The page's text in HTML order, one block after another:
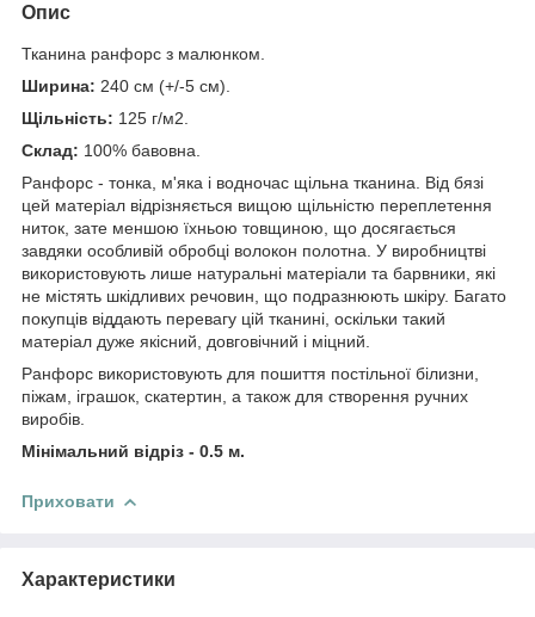
Опис
Тканина ранфорс з малюнком.
Ширина: 240 см (+/-5 см).
Щільність: 125 г/м2.
Склад: 100% бавовна.
Ранфорс - тонка, м'яка і водночас щільна тканина. Від бязі
цей матеріал відрізняється вищою щільністю переплетення
ниток, зате меншою їхньою товщиною, що досягається
завдяки особливій обробці волокон полотна. У виробництві
використовують лише натуральні матеріали та барвники, які
не містять шкідливих речовин, що подразнюють шкіру. Багато
покупців віддають перевагу цій тканині, оскільки такий
матеріал дуже якісний, довговічний і міцний.
Ранфорс використовують для пошиття постільної білизни,
піжам, іграшок, скатертин, а також для створення ручних
виробів.
Мінімальний відріз - 0.5 м.
Приховати
Характеристики